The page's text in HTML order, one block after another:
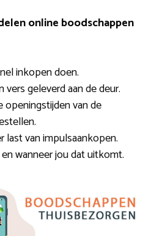
online boodschappen
inkopen doen.
vers geleverd aan de deur.
van de
last van impulsaankopen.
wanneer jou dat uitkomt.